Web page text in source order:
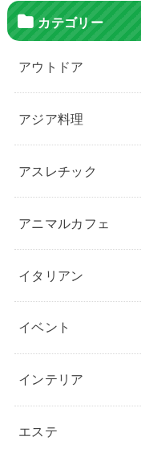
カテゴリー
アウトドア
アジア料理
アスレチック
アニマルカフェ
イタリアン
イベント
インテリア
エステ